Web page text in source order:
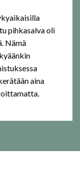
pihkasalva oli
Nämä
aina